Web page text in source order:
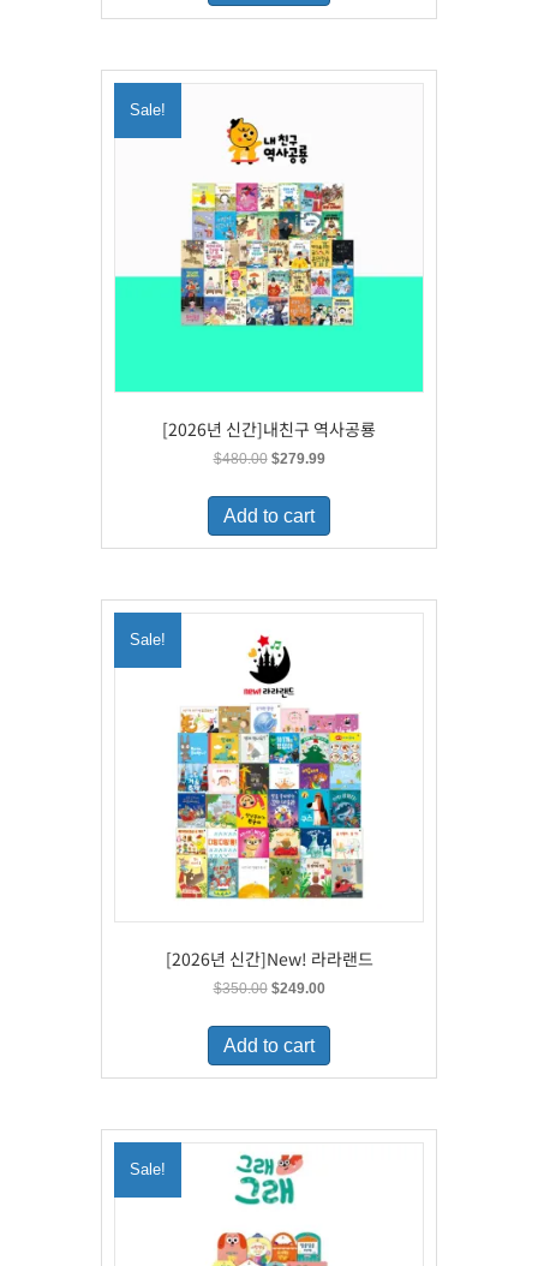
Sale!
[2026년 신간]내친구 역사공룡
$480.00 Original
was:
$480.00.
$279.99Current
is:
Add to cart
Sale!
[2026년 신간]New! 라라랜드
$350.00 Original
was:
$350.00.
$249.00Current
is:
Add to cart
Sale!